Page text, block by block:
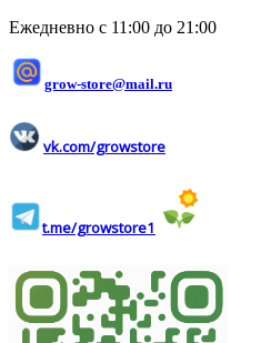
Ежедневно с 11:00 до 21:00
grow-store@mail.ru
vk.com/growstore
t.me/growstore1